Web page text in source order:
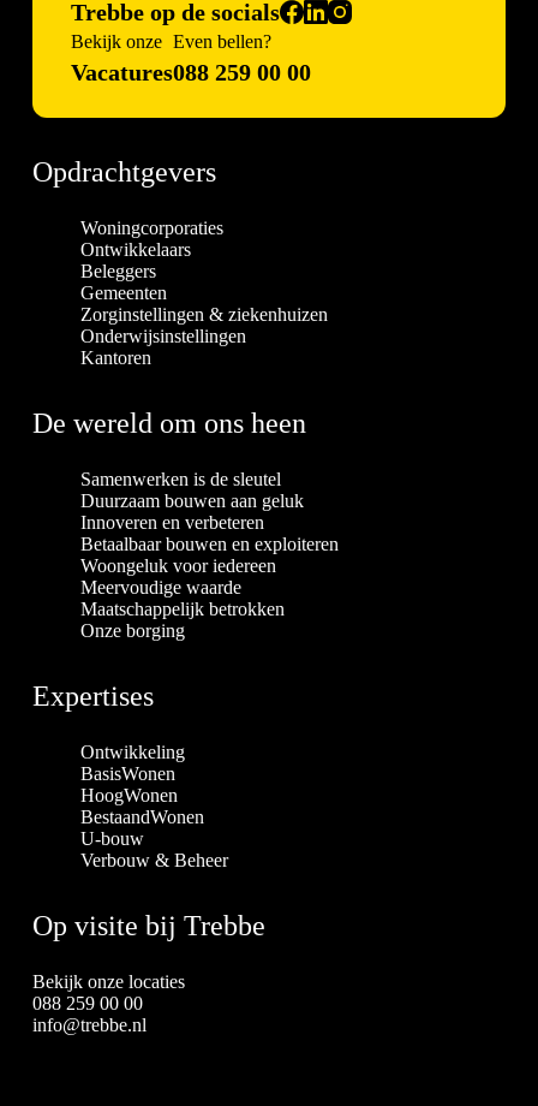
Trebbe op de socials
Bekijk onze
Vacatures
Even bellen?
088 259 00 00
Opdrachtgevers
Woningcorporaties
Ontwikkelaars
Beleggers
Gemeenten
Zorginstellingen & ziekenhuizen
Onderwijsinstellingen
Kantoren
De wereld om ons heen
Samenwerken is de sleutel
Duurzaam bouwen aan geluk
Innoveren en verbeteren
Betaalbaar bouwen en exploiteren
Woongeluk voor iedereen
Meervoudige waarde
Maatschappelijk betrokken
Onze borging
Expertises
Ontwikkeling
BasisWonen
HoogWonen
BestaandWonen
U-bouw
Verbouw & Beheer
Op visite bij Trebbe
Bekijk onze locaties
088 259 00 00
info@trebbe.nl